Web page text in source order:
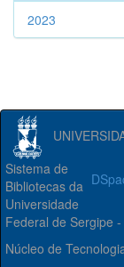
2023
Sistema de
Bibliotecas da
Universidade
Federal de Sergipe
Núcleo de